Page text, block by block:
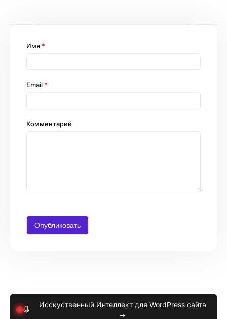
Комментарий
Имя *
Email *
Исскуственный Интеллект для WordPress сайта
→